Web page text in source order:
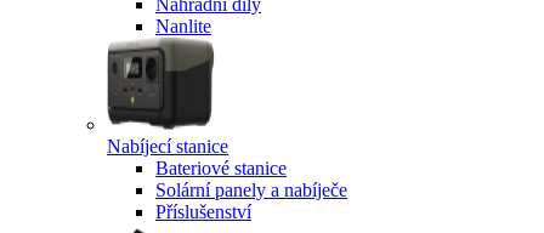
Náhradní díly
Nanlite
Nabíjecí stanice
Bateriové stanice
Solární panely a nabíječe
Příslušenství